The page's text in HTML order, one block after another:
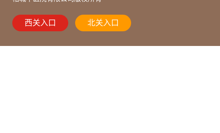
西关入口 北关入口